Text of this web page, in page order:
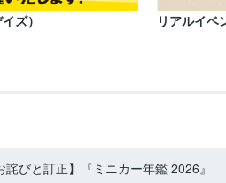
ズ） リアルイベ
詫びと訂正】『ミニカー年鑑 2026』